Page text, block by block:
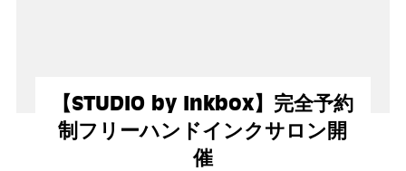
【STUDIO by Inkbox】完全予約
制フリーハンドインクサロン開
催